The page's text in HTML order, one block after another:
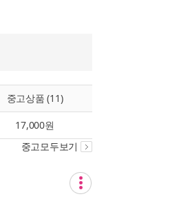
중고상품 (11)
17,000원
중고모두보기